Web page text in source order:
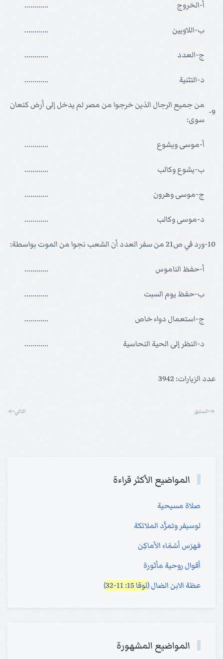
أ-الخروج ............
ب-اللاويين ............
ج-العدد ............
د-التثنية ............
9-
من جميع الرجال الذين خرجوا من مصر لم يدخل إلى أرض كنعان
سوى:
أ-موسى ويشوع ............
ب-يشوع وكالب ............
ج-موسى وهرون ............
د-موسى وكالب ............
10- ورد في ص21 من سفر العدد أن الشعب نجوا من الموت بواسطة:
أ-حفظ الناموس ............
ب-حفظ يوم السبت ............
ج-استعمال دواء خاص ............
د-النظر إلى الحية النحاسية ............
عدد الزيارات: 3942
السابق التالي
المواضيع الأكثر قراءة
صلاة مسيحية
لوسيفر وتمرُّد الملائكة
فهرَس أسْمَاء الأماكِن
أقوال روحية مأثورة
عظة الابن الضال (لوقا 15: 11-32 )
المواضيع المشهورة